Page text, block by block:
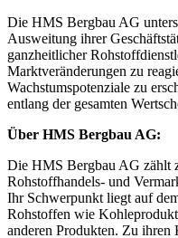
Die HMS Bergbau AG
Ausweitung ihrer
ganzheitlicher
Marktveränderungen zu
Wachstumspotenziale zu
entlang der gesamten
Über HMS Bergbau AG:
Die HMS Bergbau AG zählt
Rohstoffhandels- und
Ihr Schwerpunkt liegt auf
Rohstoffen wie
anderen Produkten. Zu ihren